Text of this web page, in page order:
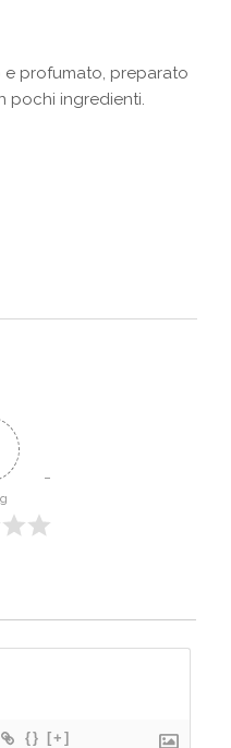
profumato, preparato
pochi ingredienti.
{} [+]